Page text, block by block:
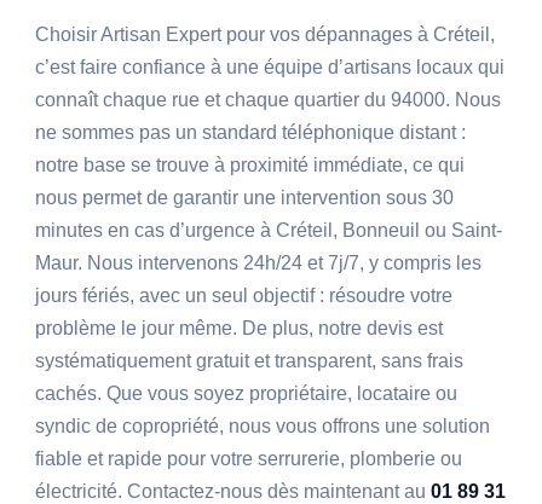
Choisir Artisan Expert pour vos dépannages à Créteil,
c’est faire confiance à une équipe d’artisans locaux qui
connaît chaque rue et chaque quartier du 94000. Nous
ne sommes pas un standard téléphonique distant :
notre base se trouve à proximité immédiate, ce qui
nous permet de garantir une intervention sous 30
minutes en cas d’urgence à Créteil, Bonneuil ou Saint-
Maur. Nous intervenons 24h/24 et 7j/7, y compris les
jours fériés, avec un seul objectif : résoudre votre
problème le jour même. De plus, notre devis est
systématiquement gratuit et transparent, sans frais
cachés. Que vous soyez propriétaire, locataire ou
syndic de copropriété, nous vous offrons une solution
fiable et rapide pour votre serrurerie, plomberie ou
électricité. Contactez-nous dès maintenant au01 89 31